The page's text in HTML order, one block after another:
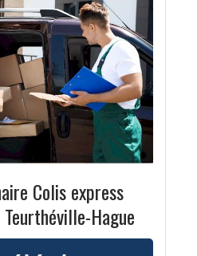
Colis express
Hague